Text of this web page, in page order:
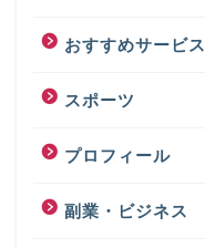
おすすめサービス
スポーツ
プロフィール
副業・ビジネス